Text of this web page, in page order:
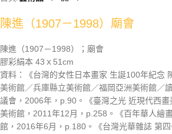
陳進（1907－1998）廟會
陳進（1907－1998）；廟會
膠彩絹本 43ｘ51cm
資料：《台灣的女性日本畫家 生誕100年紀念
美術館／兵庫縣立美術館／福岡亞洲美術館／
議會，2006年，p.90。《臺灣之光 近現代西
美術館，2011年12月，p.258。《百年華人繪
館，2016年6月，p.180。《台灣光華雜誌 第